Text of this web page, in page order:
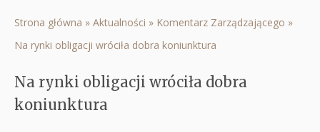
koniunktura
Quercus
TFI
S.A.
serwisu
RWD
Ścieżka
nawigacyjna
Strona główna Aktualności
Komentarz Zarządzającego
Na rynki obligacji wróciła dobra koniunktura
Na rynki obligacji wróciła dobra
koniunktura